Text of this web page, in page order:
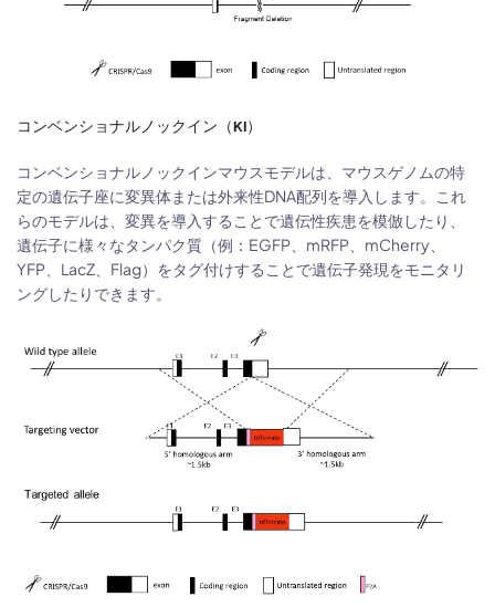
コンベンショナルノックイン（KI）
コンベンショナルノックインマウスモデルは、マウスゲノムの特
定の遺伝子座に変異体または外来性DNA配列を導入します。これ
らのモデルは、変異を導入することで遺伝性疾患を模倣したり、
遺伝子に様々なタンパク質（例：EGFP、mRFP、mCherry、
YFP、LacZ、Flag）をタグ付けすることで遺伝子発現をモニタリ
ングしたりできます。